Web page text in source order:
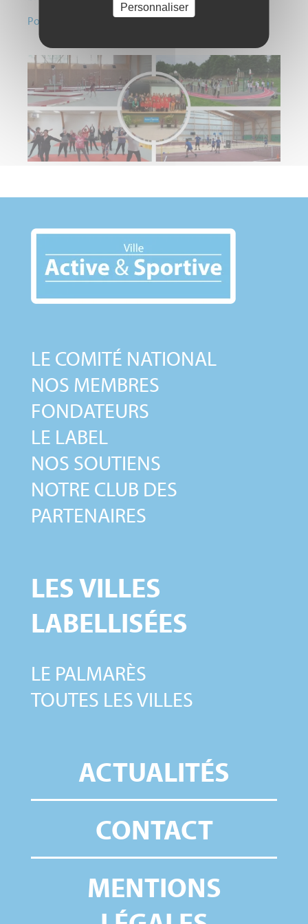
Pour notre santé, bougeons !
LE COMITÉ NATIONAL
NOS MEMBRES
FONDATEURS
LE LABEL
NOS SOUTIENS
NOTRE CLUB DES
PARTENAIRES
LES VILLES
LABELLISÉES
LE PALMARÈS
TOUTES LES VILLES
ACTUALITÉS
CONTACT
MENTIONS
Personnaliser